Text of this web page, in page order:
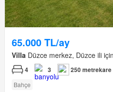
65.000 TL/ay
Villa Düzce merkez, Düzce ili
4 3 250 metrekare
Bahçe